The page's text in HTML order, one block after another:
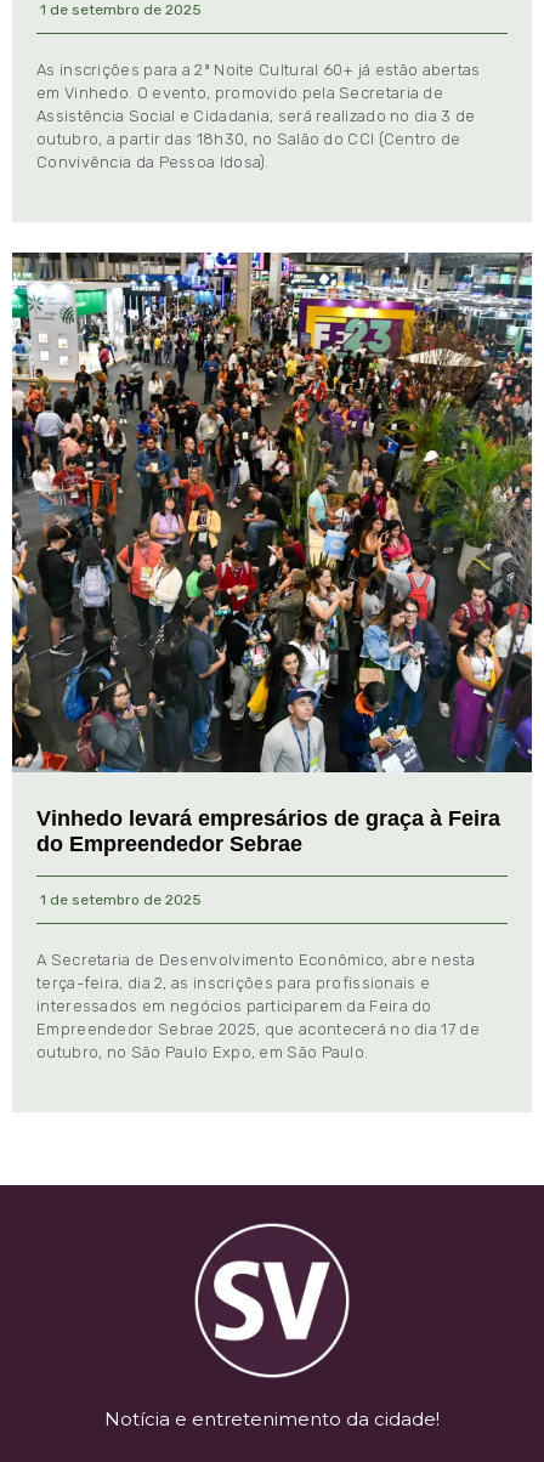
1 de setembro de 2025
As inscrições para a 2ª Noite Cultural 60+ já estão abertas
em Vinhedo. O evento, promovido pela Secretaria de
Assistência Social e Cidadania, será realizado no dia 3 de
outubro, a partir das 18h30, no Salão do CCI (Centro de
Convivência da Pessoa Idosa).
Vinhedo levará empresários de graça à Feira
do Empreendedor Sebrae
1 de setembro de 2025
A Secretaria de Desenvolvimento Econômico, abre nesta
terça-feira, dia 2, as inscrições para profissionais e
interessados em negócios participarem da Feira do
Empreendedor Sebrae 2025, que acontecerá no dia 17 de
outubro, no São Paulo Expo, em São Paulo.
Notícia e entretenimento da cidade!